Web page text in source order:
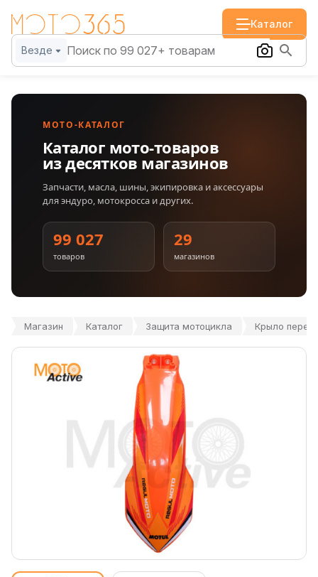
Каталог
Везде
МОТО-КАТАЛОГ
Каталог мото-товаров
из десятков магазинов
Запчасти, масла, шины, экипировка и аксессуары
для эндуро, мотокросса и других.
99 027
товаров
29
магазинов
Магазин Каталог Защита мотоцикла Крыло